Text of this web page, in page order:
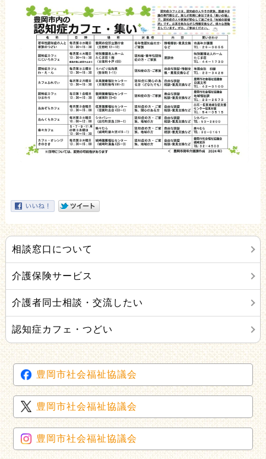
相談窓口について
介護保険サービス
介護者同士相談・交流したい
認知症カフェ・つどい
豊岡市社会福祉協議会
豊岡市社会福祉協議会
豊岡市社会福祉協議会